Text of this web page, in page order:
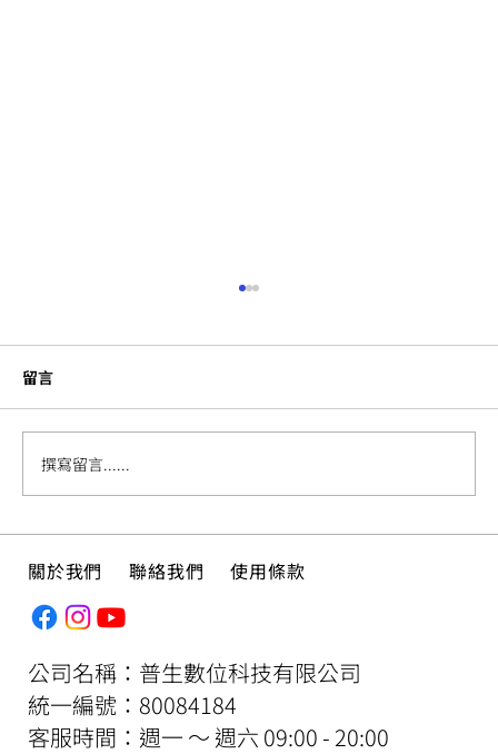
繪本介紹 ——《有誰可以幫我抓背嗎？》
留言
撰寫留言......
關於我們 聯絡我們 使用條款
公司名稱：普生數位科技有限公司
​統一編號：80084184
客服時間：週一 ～ 週六 09:00 - 20:00